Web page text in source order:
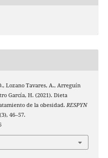
Lozano Tavares, A., Arreguín
García, H. (2021). Dieta
de la obesidad. RESPYN
46–57.